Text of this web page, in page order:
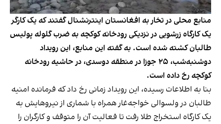
منابع محلی در تخار به افغانستان اینترنشنال گفتند که یک کارگر
یک کارگاه زرشویی در نزدیکی رودخانه کوکچه به ضرب گلوله پولیس
طالبان کشته شده‌ است. به گفته این منابع، این رویداد
دوشنبه‌شب، ۲۵ جوزا در منطقه دوسدی، در حاشیه رودخانه
کوکچه رخ داده است.
بنا به اطلاعات رسیده، این رویداد زمانی رخ داد که فرمانده امنیه
طالبان در ولسوالی خواجه‌غار همراه با شماری از نیروهایش به
یک کارگاه استخراج طلا رفت تا فعالیت آن را متوقف و کارگران را